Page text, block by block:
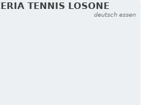
TENNIS LOSONE
deutsch essen